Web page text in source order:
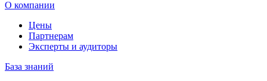
О компании
Цены
Партнерам
Эксперты и аудиторы
База знаний